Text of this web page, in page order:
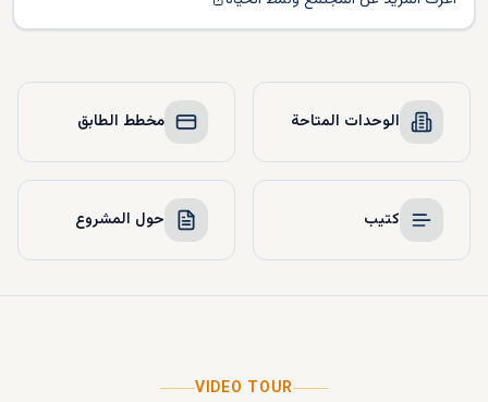
الوحدات المتاحة مخطط الطابق
كتيب حول المشروع
VIDEO TOUR